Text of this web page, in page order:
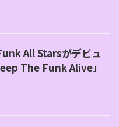
All Starsがデビュ
The Funk Alive」